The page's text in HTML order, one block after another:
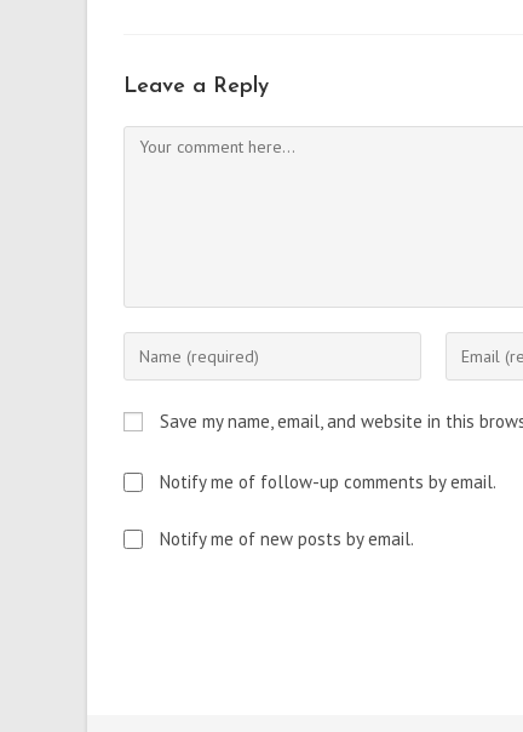
Leave a Reply
Comment
Enter
your
or
to
comment
Enter
your
Save my name, email, and website in this
Notify me of follow-up comments by email.
Notify me of new posts by email.